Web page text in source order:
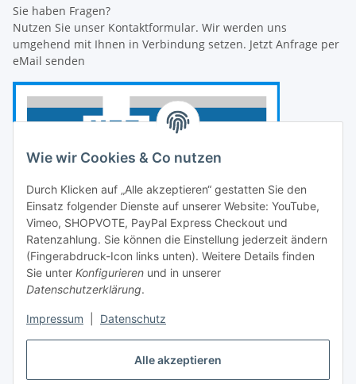
Alle akzeptieren
Wie wir Cookies & Co nutzen
Durch Klicken auf „Alle akzeptieren“ gestatten Sie den
Einsatz folgender Dienste auf unserer Website: YouTube,
Vimeo, SHOPVOTE, PayPal Express Checkout und
Ratenzahlung. Sie können die Einstellung jederzeit ändern
(Fingerabdruck-Icon links unten). Weitere Details finden
Sie unter Konfigurieren und in unserer
Datenschutzerklärung.
Impressum Datenschutz
Sie haben Fragen?
Nutzen Sie unser Kontaktformular. Wir werden uns
umgehend mit Ihnen in Verbindung setzen. Jetzt Anfrage per
eMail senden